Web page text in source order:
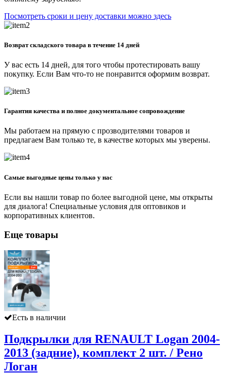
Посмотреть сроки и цену доставки можно здесь
Возврат складского товара в течение 14 дней
У вас есть 14 дней, для того чтобы протестировать вашу
покупку. Если Вам что-то не понравится оформим возврат.
Гарантия качества и полное документальное сопровождение
Мы работаем на прямую с прозводителями товаров и
предлагаем Вам только те, в качестве которых мы уверены.
Самые выгодные цены только у нас
Если вы нашли товар по более выгодной цене, мы открыты
для диалога! Специальные условия для оптовиков и
корпоративных клиентов.
Еще товары
Есть в наличии
Подкрылки для RENAULT Logan 2004-
2013 (задние), комплект 2 шт. / Рено
Логан